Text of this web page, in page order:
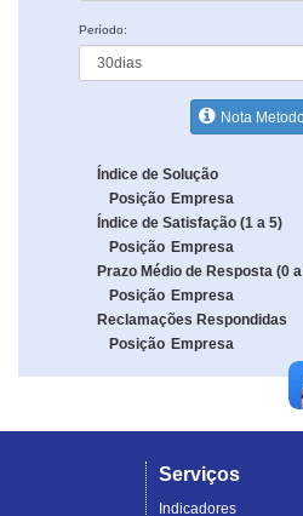
Período:
Nota
Índice de Solução
Posição Empresa
Índice de Satisfação (1 a 5)
Posição Empresa
Prazo Médio de Resposta (0
Posição Empresa
Reclamações Respondidas
Posição Empresa
Serviços
Indicadores